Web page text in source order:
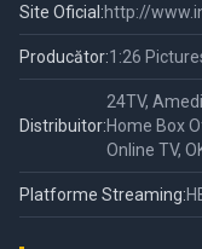
Site Oficial:http://
Producător:1:26
Distribuitor:
24TV,
Home Box
Online TV,
Platforme Streaming: